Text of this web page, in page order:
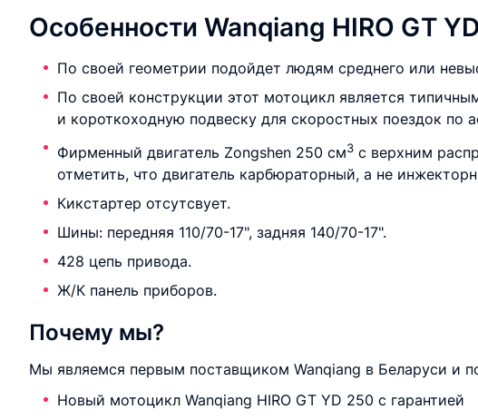
Особенности Wanqiang HIRO GT
По своей геометрии подойдет людям среднего или
По своей конструкции этот мотоцикл является
и короткоходную подвеску для скоростных поездок по
Фирменный двигатель Zongshen 250 см3 c верхним
отметить, что двигатель карбюраторный, а не
Кикстартер отсутсвует.
Шины: передняя 110/70-17", задняя 140/70-17".
428 цепь привода.
Ж/К панель приборов.
Почему мы?
Мы являемся первым поставщиком Wanqiang в Беларуси и
Новый мотоцикл Wanqiang HIRO GT YD 250 с гарантией